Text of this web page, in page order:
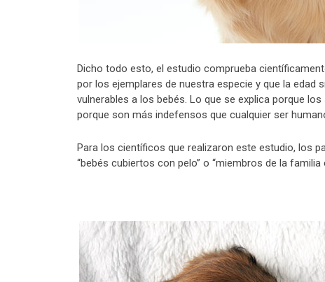
Dicho todo esto, el estudio comprueba
por los ejemplares de nuestra especie y que la
vulnerables a los bebés. Lo que se explica porque
porque son más indefensos que cualquier ser
Para los científicos que realizaron este estudio, los
“bebés cubiertos con pelo” o “miembros de la